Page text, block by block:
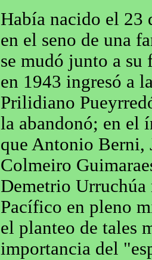
Había nacido el 23
en el seno de una
se mudó junto a su
en 1943 ingresó a
Prilidiano
la abandonó; en el
que Antonio Berni,
Colmeiro
Demetrio Urruchúa
Pacífico en pleno
el planteo de tales
importancia del